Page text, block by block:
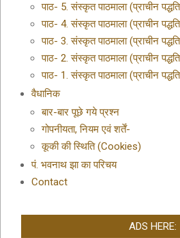
पाठ- 5. संस्कृत पाठमाला (प्राचीन
पाठ- 4. संस्कृत पाठमाला (प्राचीन
पाठ- 3. संस्कृत पाठमाला (प्राचीन
पाठ- 2. संस्कृत पाठमाला (प्राचीन
पाठ- 1. संस्कृत पाठमाला (प्राचीन
वैधानिक
बार-बार पूछे गये प्रश्न
गोपनीयता, नियम एवं शर्तें-
कूकी की स्थिति (Cookies)
पं. भवनाथ झा का परिचय
Contact
ADS HERE: